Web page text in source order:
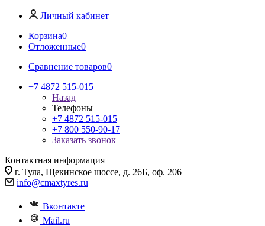
Личный кабинет
Корзина0
Отложенные0
Сравнение товаров0
+7 4872 515-015
Назад
Телефоны
+7 4872 515-015
+7 800 550-90-17
Заказать звонок
Контактная информация
г. Тула, Щекинское шоссе, д. 26Б, оф. 206
info@cmaxtyres.ru
Вконтакте
Mail.ru